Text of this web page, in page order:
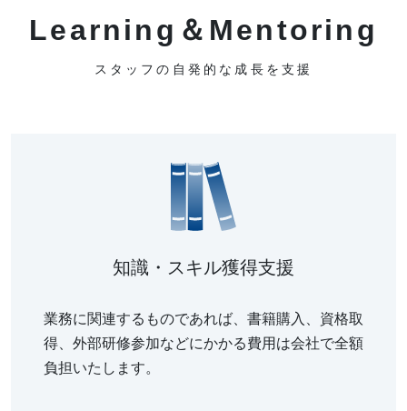
Learning＆Mentoring
スタッフの自発的な成長を支援
知識・スキル獲得支援
業務に関連するものであれば、書籍購入、資格取
得、外部研修参加などにかかる費用は会社で全額
負担いたします。